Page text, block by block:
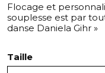
Flocage et
souplesse est par
danse Daniela Gihr »
Taille